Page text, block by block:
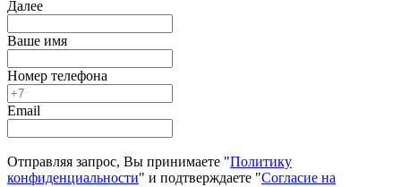
Далее
Ваше имя
Номер телефона
Email
Отправляя запрос, Вы принимаете "Политику
конфиденциальности" и подтверждаете "Согласие на